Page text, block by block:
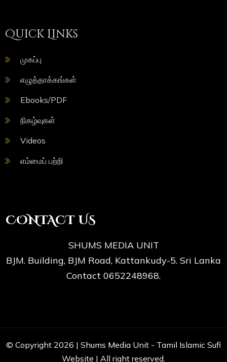
Quick Links
முகப்பு
எழுத்தாக்கங்கள்
Ebooks/PDF
நிகழ்வுகள்
Videos
எம்மைப் பற்றி
CONTACT US
SHUMS MEDIA UNIT
BJM. Building, BJM Road, Kattankudy-5. Sri Lanka
Contact 0652248968.
© Copyright 2026 | Shums Media Unit - Tamil Islamic Sufi
Website | All right reserved.